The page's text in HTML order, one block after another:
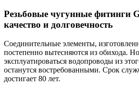
Резьбовые чугунные фитинги
качество и долговечность
Соединительные элементы,
постепенно вытесняются из обихода.
эксплуатироваться водопроводы из
останутся востребованными. Срок
достигает 80 лет.